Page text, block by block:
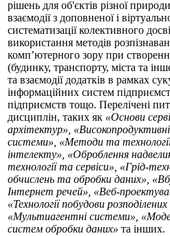
рішень для об'єктів різної
взаємодії з доповненої і
систематизації колективного
використання методів
комп’ютерного зору при
(будинку, транспорту, міста та
та взаємодії додатків в рамках
інформаційних систем
підприємств тощо. Перелічені
дисциплін, таких як «Основи
архітектур», «Високопродуктивні
системи», «Методи та
інтелекту», «Оброблення
технології та сервіси», «Грід-
обчислень та обробки даних»,
Інтернет речей», «Веб-
«Технології побудови
«Мультиагентні системи»,
систем обробки даних» та інших.